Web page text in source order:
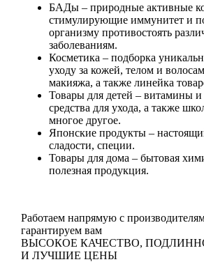
БАДы– природные активные
стимулирующие иммунитет и
организму противостоять
заболеваниям.
Косметика – подборка
уходу за кожей, телом и
макияжа, а также линейка
Товары для детей – витамины
средства для ухода, а также
многое другое.
Японские продукты–
сладости, специи.
Товары для дома – бытовая
полезная продукция.
Работаем напрямую с
гарантируем вам
ВЫСОКОЕ КАЧЕСТВО,
И ЛУЧШИЕ ЦЕНЫ